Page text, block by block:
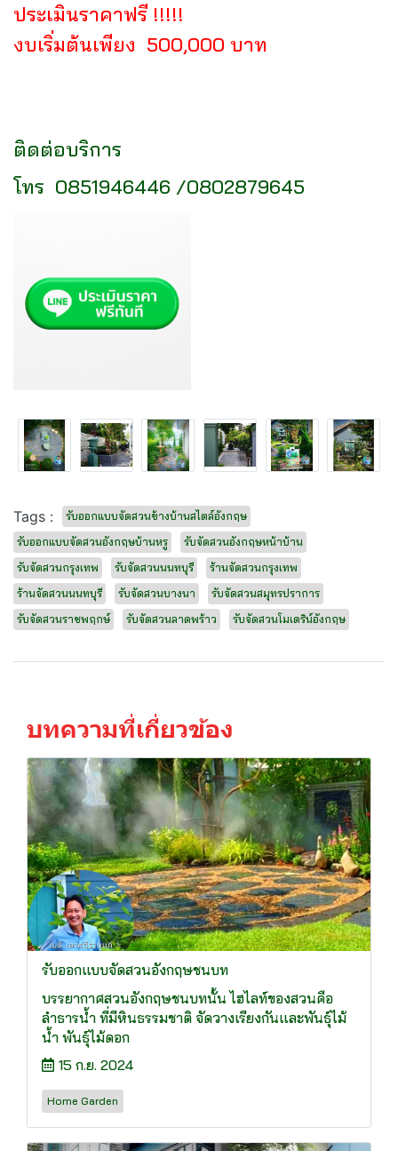
ประเมินราคาฟรี !!!!!
งบเริ่มต้นเพียง 500,000 บาท
ติดต่อบริการ
โทร 0851946446 /0802879645
Tags :
รับออกแบบจัดสวนข้างบ้านสไตล์อังกฤษ
รับออกแบบจัดสวนอังกฤษบ้านหรู
รับจัดสวนอังกฤษหน้าบ้าน
รับจัดสวนกรุงเทพ
รับจัดสวนนนทบุรี
ร้านจัดสวนกรุงเทพ
ร้านจัดสวนนนทบุรี
รับจัดสวนบางนา
รับจัดสวนสมุทรปราการ
รับจัดสวนราชพฤกษ์
รับจัดสวนลาดพร้าว รับจัดสวนโมเดริน์อังกฤษ
บทความที่เกี่ยวข้อง
รับออกแบบจัดสวนอังกฤษชนบท
บรรยากาศสวนอังกฤษชนบทนั้น ไฮไลท์ของสวนคือ
ลำธารน้ำ ที่มีหินธรรมชาติ จัดวางเรียงกันและพันธุ์ไม้
น้ำ พันธุ์ไม้ดอก
15 ก.ย. 2024
Home Garden